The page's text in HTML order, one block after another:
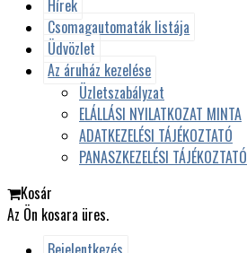
Hírek
Csomagautomaták listája
Üdvözlet
Az áruház kezelése
Üzletszabályzat
ELÁLLÁSI NYILATKOZAT MINTA
ADATKEZELÉSI TÁJÉKOZTATÓ
PANASZKEZELÉSI TÁJÉKOZTATÓ
Kosár
Az Ön kosara üres.